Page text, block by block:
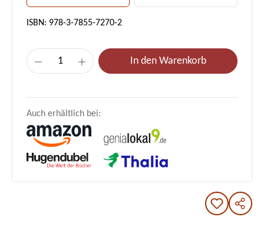
ISBN: 978-3-7855-7270-2
Produkt Anzahl: Gib den gewünschten
In den Warenkorb
Auch erhältlich bei: